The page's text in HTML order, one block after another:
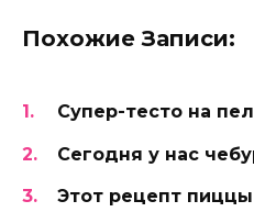
Похожие Записи:
Cупер-тесто на
Сегодня у нас
Этот рецепт